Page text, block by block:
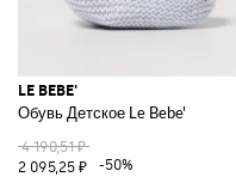
LE BEBE'
Обувь Детское Le Bebe'
4 190,51 ₽
2 095,25 ₽
-50%